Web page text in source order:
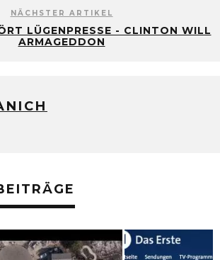
NÄCHSTER ARTIKEL
LÜGENPRESSE - CLINTON WILL
ARMAGEDDON